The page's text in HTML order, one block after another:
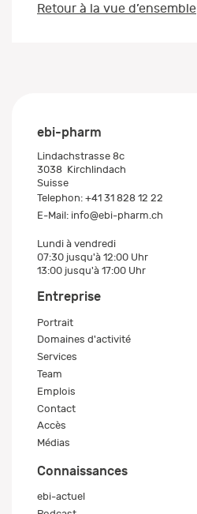
Retour à la vue d’ensemble
ebi-pharm
Lindachstrasse 8c
3038 Kirchlindach
Suisse
Telephon: +41 31 828 12 22
E-Mail: info@ebi-pharm.ch
Lundi à vendredi
07:30 jusqu'à 12:00 Uhr
13:00 jusqu'à 17:00 Uhr
Entreprise
Portrait
Domaines d'activité
Services
Team
Emplois
Contact
Accès
Médias
Connaissances
ebi-actuel